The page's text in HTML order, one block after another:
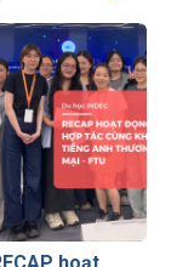
Finance – Hướng
nào để được
đón thời AI